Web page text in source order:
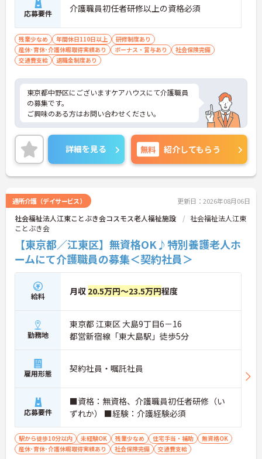
応募要件 介護職員初任者研修以上の資格必須
残業少なめ 年間休日110日以上
研修制度あり
産休･育休･介護休暇取得実績あり
ボーナス・賞与あり
社会保険完備
交通費支給
退職金制度あり
東京都中野区にございますケアハウスにて介護職員
の募集です。
ご興味のある方はお問い合わせください。
詳細を見る 無料 紹介してもらう
通所介護（デイサービス） 更新日：2026年08月06日
社会福祉法人江東ことぶき会コスモス老人福祉施設
社会福祉法人江東
ことぶき会
【東京都／江東区】無資格OK♪特別養護老人ホ
ームにて介護職員の募集＜契約社員＞
給料 月収 20.5万円～23.5万円程度
勤務地
東京都 江東区 大島9丁目6－16
都営新宿線「東大島駅」徒歩5分
雇用形態 契約社員・嘱託社員
応募要件
■資格：無資格、介護職員初任者研修（い
ずれか） ■経験：介護経験必須
駅から徒歩10分以内 未経験OK 残業少なめ 住宅手当・補助
無資格OK
産休･育休･介護休暇取得実績あり
社会保険完備 交通費支給